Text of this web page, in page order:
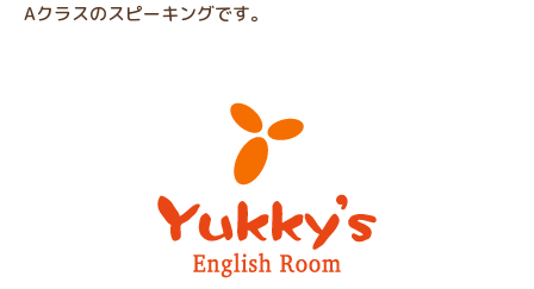
Aクラスのスピーキングです。